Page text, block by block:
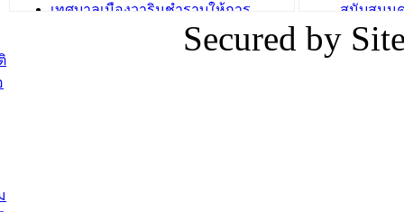
เทศบาลเมืองวารินชำราบให้การ
ต้อนรับพนักงานเทศบาลผู้ผ่านการ
สรรหาให้ดำรงตำแหน่งสายงานผู้
สนับสนุน
ภัยน้ำท่วม
ภาพบรร
Secured by